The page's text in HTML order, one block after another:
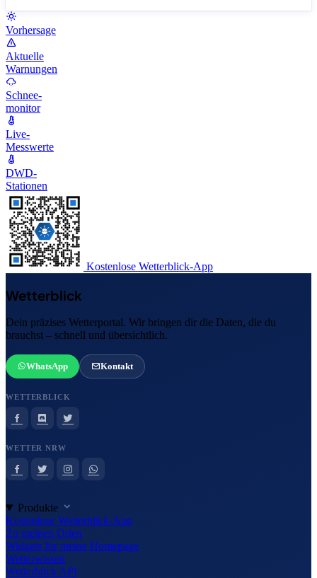
Vorhersage
Aktuelle
Warnungen
Schnee-
monitor
Live-
Messwerte
DWD-
Stationen
Kostenlose Wetterblick-App
Wetterblick
Dein präzises Wetterportal. Wir bringen dir die Daten, die du
brauchst – schnell und übersichtlich.
WhatsApp Kontakt
WETTERBLICK
WETTER NRW
Produkte
Kostenlose Wetterblick-App
Zu meinen Orten
Widgets für meine Homepage
Wetterwissen
Wetterblick API